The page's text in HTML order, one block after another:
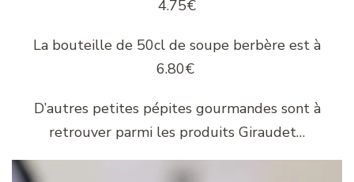
4.75€
La bouteille de 50cl de soupe berbère est à
6.80€
D’autres petites pépites gourmandes sont à
retrouver parmi les produits Giraudet…